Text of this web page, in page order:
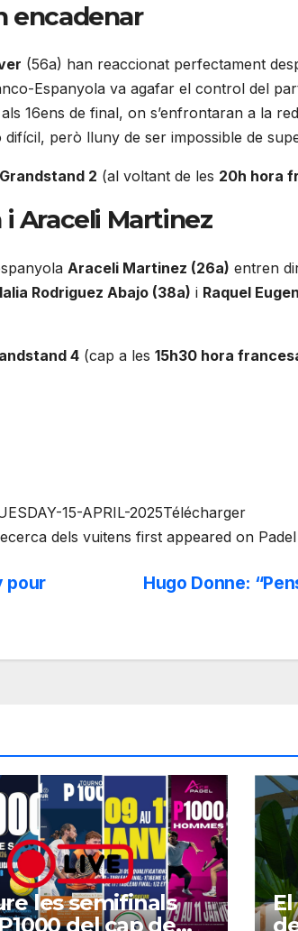
encadenar
(56a) han reaccionat perfectament
Espanyola va agafar el control del
16ens de final, on s’enfrontaran a la
difícil, però lluny de ser impossible de
Grandstand 2 (al voltant de les 20h hora
Araceli Martinez
Araceli Martinez (26a) entren
Rodriguez Abajo (38a) i Raquel
4 (cap a les 15h30 hora
15-APRIL-2025Télécharger
dels vuitens first appeared on
Hugo Donne:
pour
les semifinals
del cap de